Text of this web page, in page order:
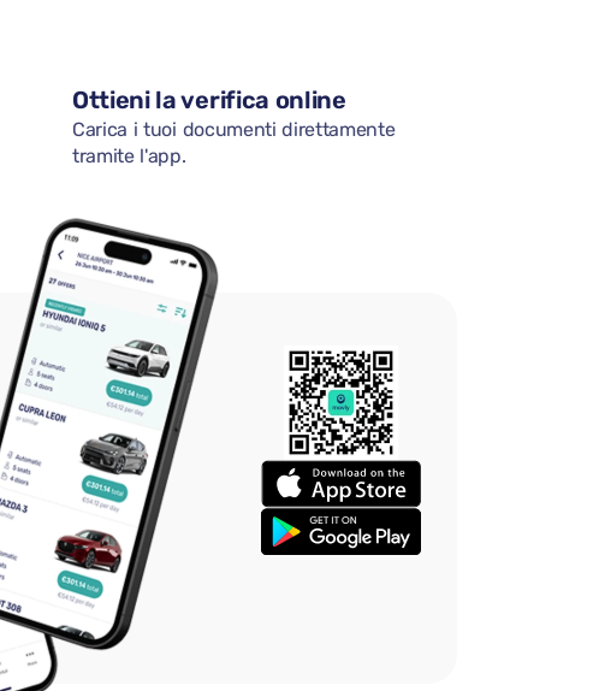
Ottieni la verifica online
Carica i tuoi documenti direttamente
tramite l'app.